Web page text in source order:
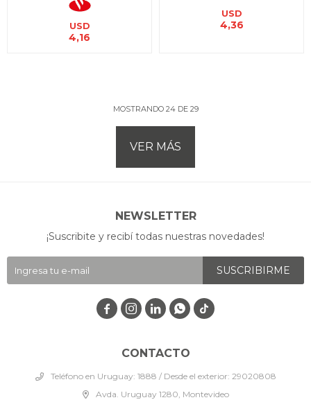
USD
4,16
USD
4,36
MOSTRANDO 24DE 29
VER MÁS
CONTACTO
Teléfono en Uruguay: 1888 / Desde el exterior: 29020808
Avda. Uruguay 1280, Montevideo
NEWSLETTER
¡Suscribite y recibí todas nuestras novedades!
SUSCRIBIRME
   